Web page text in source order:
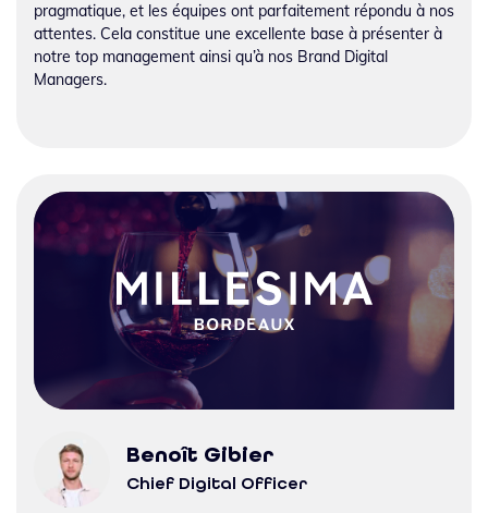
pragmatique, et les équipes ont parfaitement répondu à nos
attentes. Cela constitue une excellente base à présenter à
notre top management ainsi qu’à nos Brand Digital
Managers.
Benoît Gibier
Chief Digital Officer